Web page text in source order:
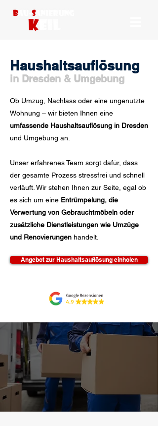
Haushaltsauflösung
in Dresden & Umgebung
Ob Umzug, Nachlass oder eine ungenutzte
Wohnung – wir bieten Ihnen eine
umfassende Haushaltsauflösung in Dresden
und Umgebung an.
Unser erfahrenes Team sorgt dafür, dass
der gesamte Prozess stressfrei und schnell
verläuft. Wir stehen Ihnen zur Seite, egal ob
es sich um eine Entrümpelung, die
Verwertung von Gebrauchtmöbeln oder
zusätzliche Dienstleistungen wie Umzüge
und Renovierungen handelt.
Angebot zur Haushaltsauflösung einholen